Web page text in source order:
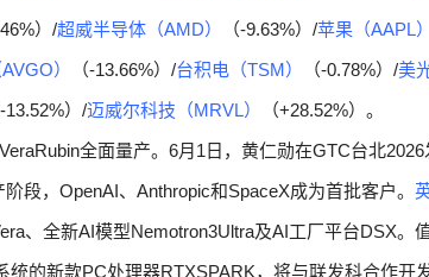
）/超威半导体（AMD） （-9.63%）/苹果（AAPL）
） （-13.66%）/台积电（TSM） （-0.78%）/美
-13.52%）/迈威尔科技（MRVL）
（+28.52%）。
全面量产。6月1日，黄仁勋在GTC台北
段，OpenAI、Anthropic和SpaceX成为首批客户。
、全新AI模型Nemotron3Ultra及AI工厂平台DSX。
统的新款PC处理器RTXSPARK，将与联发科合作开发